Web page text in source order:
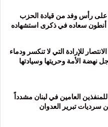
على رأس وفد من قيادة الحزب
سعاده في ذكرى استشهاده
8 تموز هو عيد الانتصار للإرادة التي لا تنكسر ودماء
الأمة وحريتها وسيادتها
العامين في لبنان مشدداً
سرديات تبرير العدوان